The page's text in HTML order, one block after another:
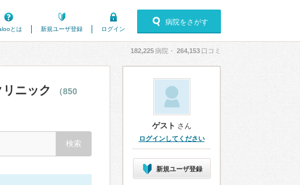
とは
新規ユーザ登録 ログイン
病院をさがす
182,225病院・ 264,153 口コミ
ニック
（850
ゲスト さん
ログインしてください
新規ユーザ登録